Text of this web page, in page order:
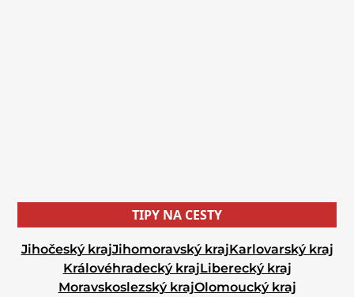
TIPY NA CESTY
Jihočeský krajJihomoravský krajKarlovarský kraj
Královéhradecký krajLiberecký kraj
Moravskoslezský krajOlomoucký kraj